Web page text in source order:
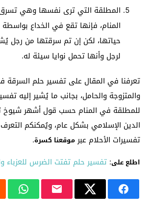
المطلقة التي ترى نفسها وهي
المنام، فإنها تقع في الخداع
حياتها، لكن إن تم سرقتها من رجل
لرجل وأنها تحمل نوايا سيئة له.
تعرفنا في المقال على تفسير حلم السرقة
والمتزوجة والحامل، بجانب ما يُشير إليه
للمطلقة في المنام حسب قول أشهر شيوخ
الدين الإسلامي بشكل عام، ويُمكنكم
تفسيرات الأحلام عبر موقعنا كسرة.
اطلع على: تفسير حلم تفتت الضرس للعزباء